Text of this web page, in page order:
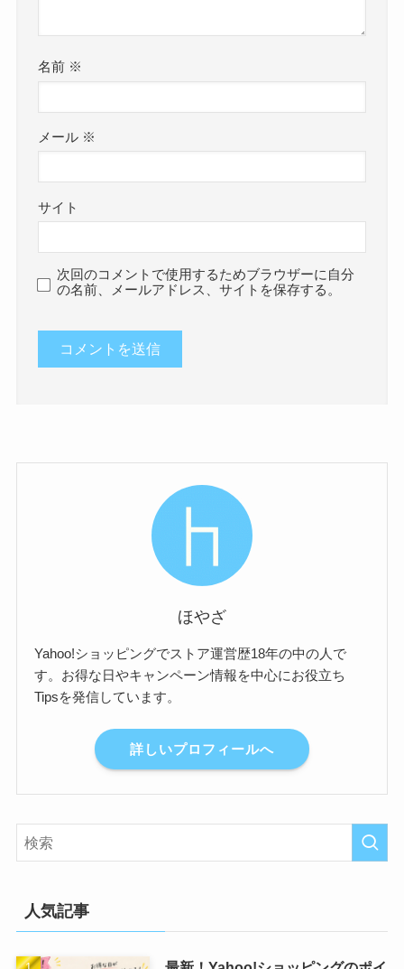
名前 ※
メール ※
サイト
次回のコメントで使用するためブラウザーに自分
の名前、メールアドレス、サイトを保存する。
ほやざ
Yahoo!ショッピングでストア運営歴18年の中の人で
す。お得な日やキャンペーン情報を中心にお役立ち
Tipsを発信しています。
詳しいプロフィールへ
人気記事